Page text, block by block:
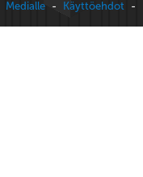
Medialle - Käyttöehdot -